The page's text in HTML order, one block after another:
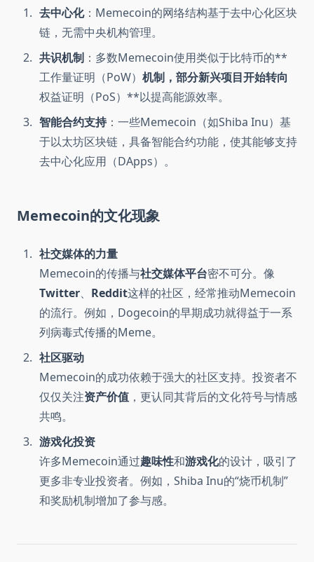
去中心化：Memecoin的网络结构基于去中心化区块
链，无需中央机构管理。
共识机制 ：多数Memecoin使用类似于比特币的**
工作量证明（PoW） 机制，部分新兴项目开始转向
权益证明（PoS）**以提高能源效率。
智能合约支持：一些Memecoin（如Shiba Inu）基
于以太坊区块链，具备智能合约功能，使其能够支持
去中心化应用（DApps）。
Memecoin的文化现象
社交媒体的力量
Memecoin的传播与社交媒体平台密不可分。像
Twitter、 Reddit这样的社区，经常推动Memecoin
的流行。例如，Dogecoin的早期成功就得益于一系
列病毒式传播的Meme。
社区驱动
Memecoin的成功依赖于强大的社区支持。投资者不
仅仅关注资产价值 ，更认同其背后的文化符号与情感
共鸣。
游戏化投资
许多Memecoin通过趣味性和游戏化的设计，吸引了
更多非专业投资者。例如，Shiba Inu的“烧币机制”
和奖励机制增加了参与感。